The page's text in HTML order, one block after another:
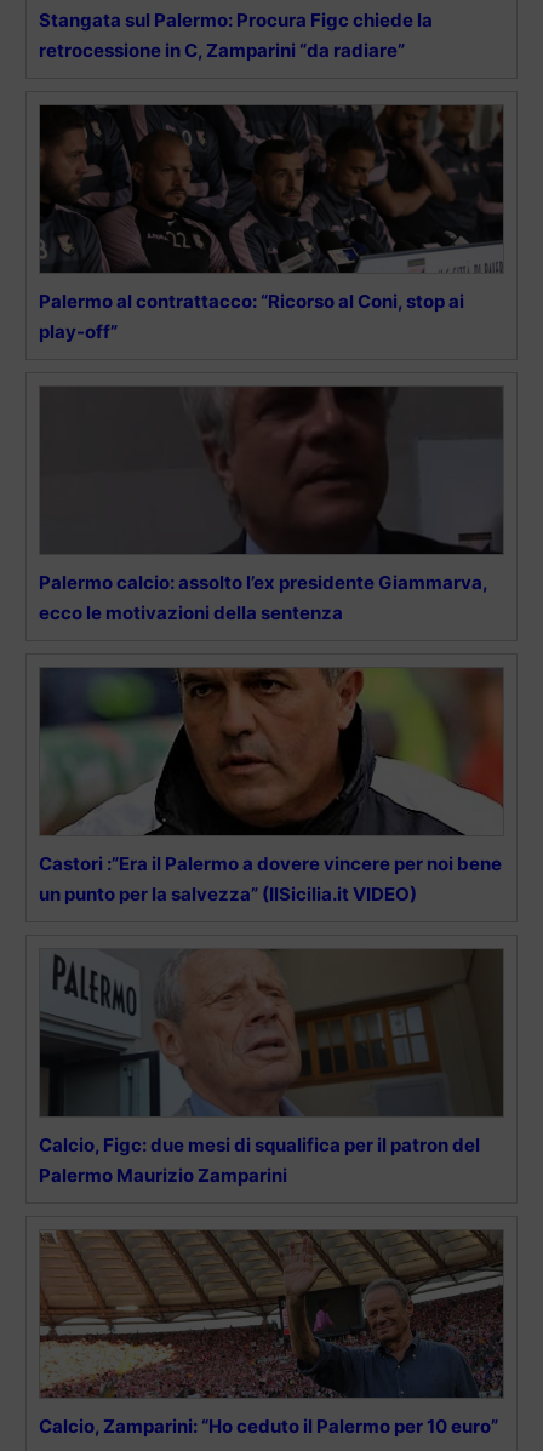
Stangata sul Palermo: Procura Figc chiede la
retrocessione in C, Zamparini “da radiare”
Palermo al contrattacco: “Ricorso al Coni, stop ai
play-off”
Palermo calcio: assolto l’ex presidente Giammarva,
ecco le motivazioni della sentenza
Castori :”Era il Palermo a dovere vincere per noi bene
un punto per la salvezza” (IlSicilia.it VIDEO)
Calcio, Figc: due mesi di squalifica per il patron del
Palermo Maurizio Zamparini
Calcio, Zamparini: “Ho ceduto il Palermo per 10 euro”